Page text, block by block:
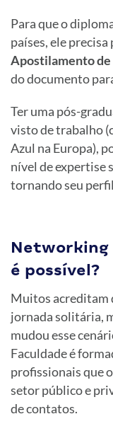
Para que o
países, ele
Apostilamento de
do documento
Ter uma pós-
visto de trabalho
Azul na Europa),
nível de expertise
tornando seu
Networking
é possível?
Muitos acreditam
jornada solitária,
mudou esse
Faculdade é
profissionais que
setor público e
de contatos.